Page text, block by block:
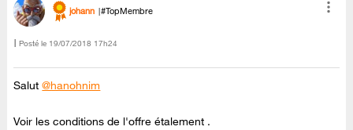
johann #TopMembre
Posté le ‎19/07/2018 17h24
Salut@hanohnim
Voir les conditions de l'offre étalement .